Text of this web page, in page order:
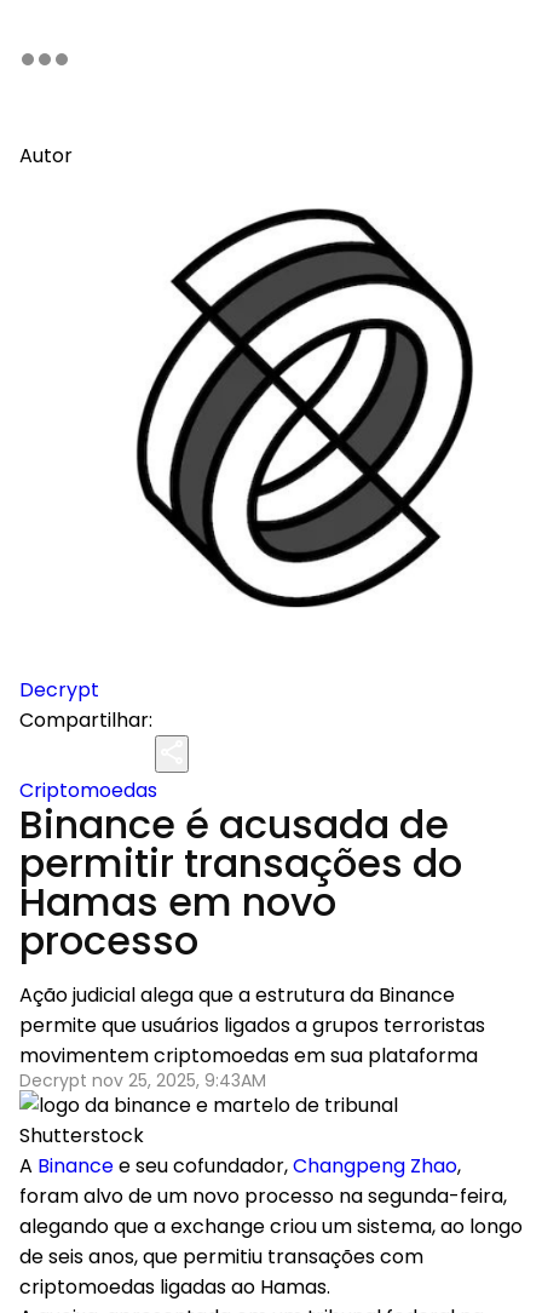
Autor
Decrypt
Compartilhar:
Criptomoedas
Binance é acusada de
permitir transações do
Hamas em novo
processo
Ação judicial alega que a estrutura da Binance
permite que usuários ligados a grupos terroristas
movimentem criptomoedas em sua plataforma
Decrypt nov 25, 2025, 9:43AM
Shutterstock
A Binancee seu cofundador,Changpeng Zhao,
foram alvo de um novo processo na segunda-feira,
alegando que a exchange criou um sistema, ao longo
de seis anos, que permitiu transações com
criptomoedas ligadas ao Hamas.